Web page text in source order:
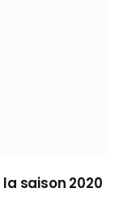
saison 2020